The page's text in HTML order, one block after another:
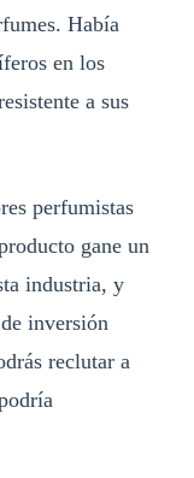
Había
en los
a sus
perfumistas
gane un
industria, y
inversión
reclutar a